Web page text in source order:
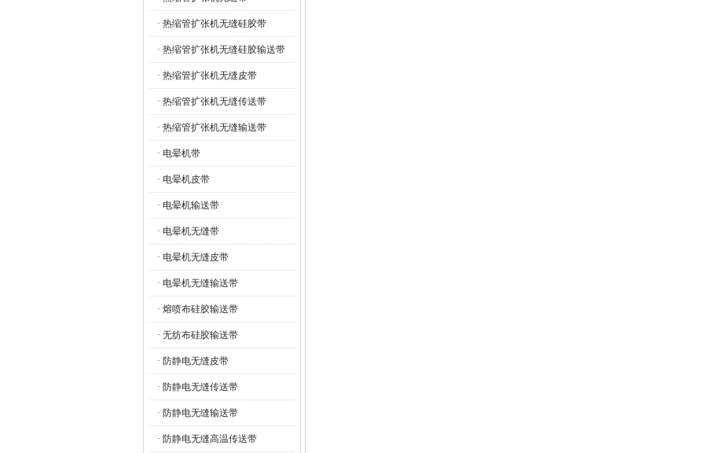
· 热缩管扩张机无缝硅胶带
· 热缩管扩张机无缝硅胶输送带
· 热缩管扩张机无缝皮带
· 热缩管扩张机无缝传送带
· 热缩管扩张机无缝输送带
· 电晕机带
· 电晕机皮带
· 电晕机输送带
· 电晕机无缝带
· 电晕机无缝皮带
· 电晕机无缝输送带
· 熔喷布硅胶输送带
· 无纺布硅胶输送带
· 防静电无缝皮带
· 防静电无缝传送带
· 防静电无缝输送带
· 防静电无缝高温传送带